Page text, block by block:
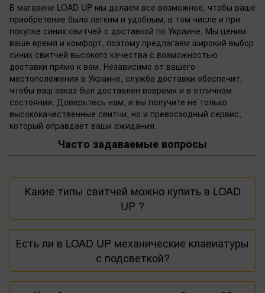
В магазине LOAD UP мы делаем все возможное, чтобы ваше
приобретение было легким и удобным, в том числе и при
покупке синих свитчей с доставкой по Украине. Мы ценим
ваше время и комфорт, поэтому предлагаем широкий выбор
синих свитчей высокого качества с возможностью
доставки прямо к вам. Независимо от вашего
местоположения в Украине, служба доставки обеспечит,
чтобы ваш заказ был доставлен вовремя и в отличном
состоянии. Доверьтесь нам, и вы получите не только
высококачественные свитчи, но и превосходный сервис,
который оправдает ваши ожидания.
Часто задаваемые вопросы
Какие типы свитчей можно купить в LOAD
UP ?
В нашем магазине представлены различные типы
свитчей, включая синие, красные, оранжевые и
Есть ли в LOAD UP механические клавиатуры
с подсветкой?